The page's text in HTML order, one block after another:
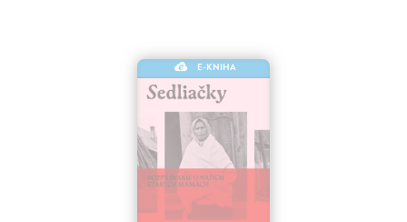
E-KNIHA